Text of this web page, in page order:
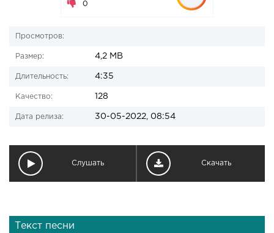
0
Просмотров:
Размер: 4,2 MB
Длительность: 4:35
Качество: 128
Дата релиза: 30-05-2022, 08:54
Слушать Скачать
Текст песни